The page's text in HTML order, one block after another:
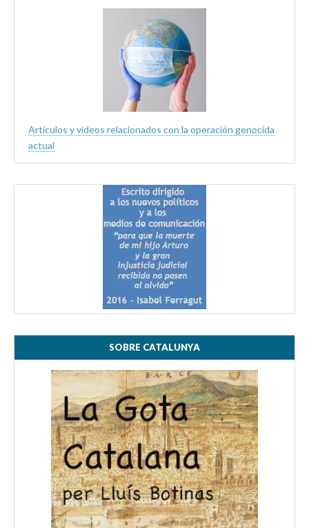
Artículos y videos relacionados con la operación genocida
actual
SOBRE CATALUNYA